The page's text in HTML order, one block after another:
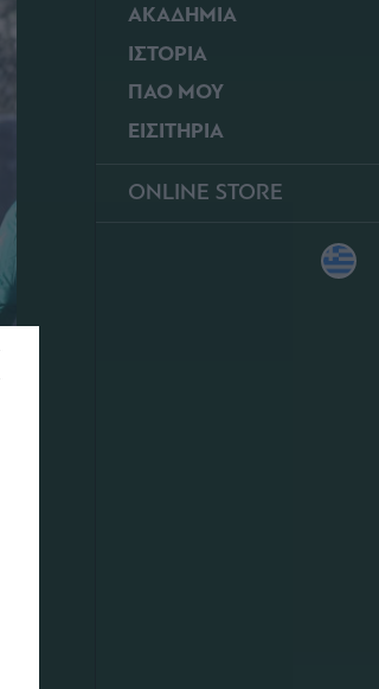
ΑΚΑΔΗΜΙΑ
ΙΣΤΟΡΙΑ
ΠΑΟ ΜΟΥ
ΕΙΣΙΤΗΡΙΑ
ONLINE STORE